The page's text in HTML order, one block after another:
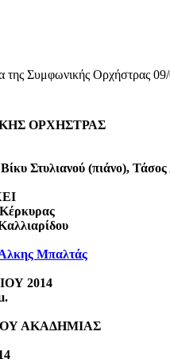
της Συμφωνικής Ορχήστρας
ΟΡΧΗΣΤΡΑΣ
Στυλιανού (πιάνο),
Μπαλτάς
2014
ΑΚΑΔΗΜΙΑΣ